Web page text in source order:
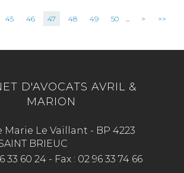
45 46 47 48 49 50 ... > >>
D'AVOCATS AVRIL &
MARION
Marie Le Vaillant - BP 4223
BRIEUC
33 60 24 - Fax : 02 96 33 74 66